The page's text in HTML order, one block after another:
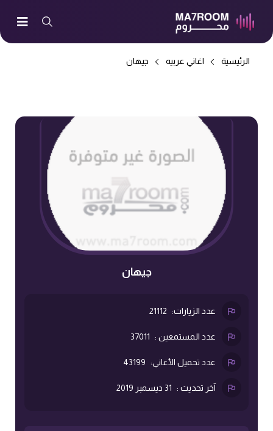
الرئيسية اغاني عربيه جيهان
جيهان
عدد الزيارات: 21112
عدد المستمعين : 37011
عدد تحميل الأغاني: 43199
آخر تحديث : 31 ديسمبر 2019